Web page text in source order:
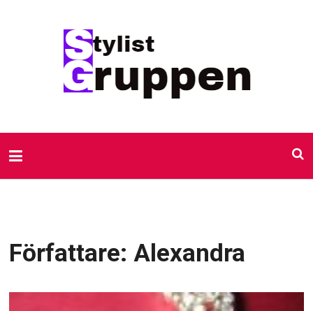
Författare:Alexandra